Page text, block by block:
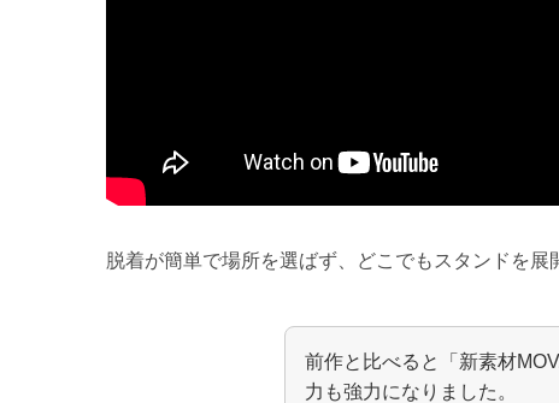
脱着が簡単で場所を選ばず、どこでもスタンドを展
前作と比べると「新素材
力も強力になりました。